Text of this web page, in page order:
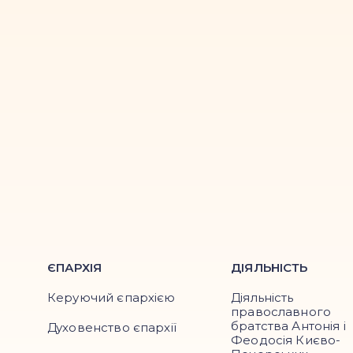
ЄПАРХІЯ
Керуючий єпархією
Духовенство єпархії
ДІЯЛЬНІСТЬ
Діяльність
православного
братства Антонія і
Феодосія Києво-